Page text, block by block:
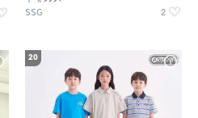
SSG 2
20